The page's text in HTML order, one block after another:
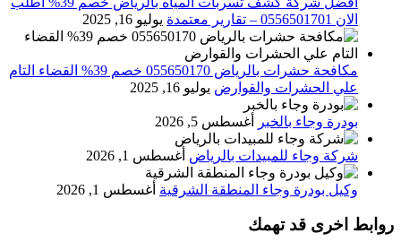
الان 0556501701‬‏ – تقارير معتمدة
يوليو 16, 2025
مكافحة حشرات بالرياض 055650170 خصم 39% القضاء التام
علي الحشرات والقوارض يوليو 16, 2025
بودرة وجاء بالخبر أغسطس 5, 2026
شركة وجاء للمبيدات بالرياض أغسطس 1, 2026
وكيل بودرة وجاء المنطقة الشرقية أغسطس 1, 2026
روابط اخرى قد تهمك